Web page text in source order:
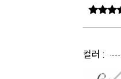
컬러 :